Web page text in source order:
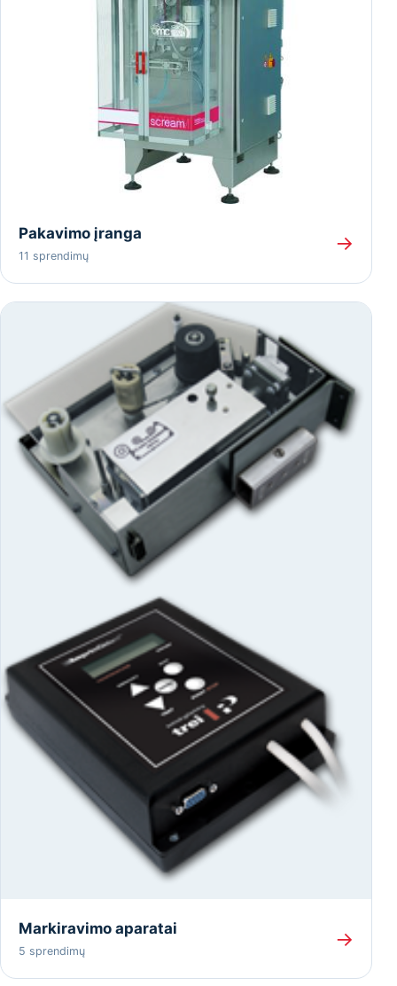
Pakavimo įranga
11 sprendimų
→
Markiravimo aparatai
5 sprendimų
→